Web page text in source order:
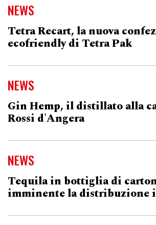
NEWS
Tetra Recart, la nuova
ecofriendly di Tetra Pak
NEWS
Gin Hemp, il distillato alla
Rossi d'Angera
NEWS
Tequila in bottiglia di
imminente la distribuzione